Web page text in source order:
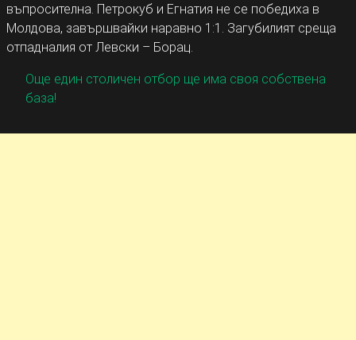
въпросителна. Петрокуб и Егнатия не се победиха в
Молдова, завършвайки наравно 1:1. Загубилият среща
отпадналия от Левски – Борац.
Още един столичен отбор ще има своя собствена
база!